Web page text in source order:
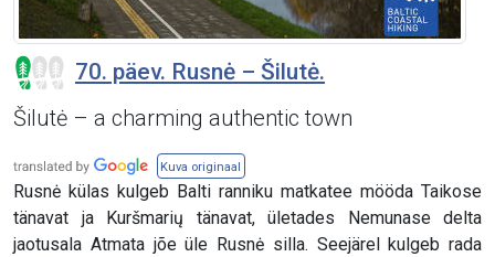
70. päev. Rusnė – Šilutė.
Šilutė – a charming authentic town
Kuva originaal
Rusnė külas kulgeb Balti ranniku matkatee mööda Taikose
tänavat ja Kuršmarių tänavat, ületades Nemunase delta
jaotusala Atmata jõe üle Rusnė silla. Seejärel kulgeb rada